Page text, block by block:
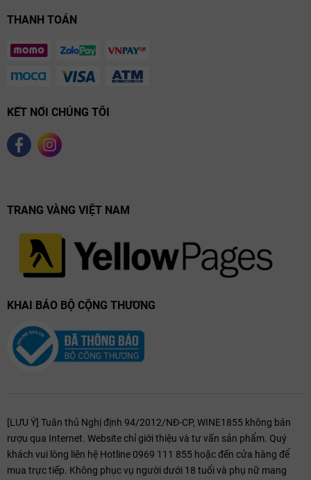
Trong khoảng thời gian từ năm 1970 đến năm 2000, các vườn
hầm rượu mới, cải tạo và hiện đại hóa các cơ sở nấu rượu của
mình vào năm 2003. Đến năm 2008, rượu của Duhart Milon đã
tăng lên về chất lượng, tầm vóc và giá cả.
vào thời điểm đó, đã trở thành loại rượu có nhu cầu sưu tầm cao
nhất ở Trung Quốc. Vào thời điểm niên vụ 2015 được cung cấp,
giá đã giảm xuống mức phải chăng hơn.
thửa đất bằng cách lựa chọn thửa đất. Kết quả có thể thấy rõ
trưng và sự phấn khích hơn trong rượu.
THANH TOÁN
KẾT NỐI CHÚNG TÔI
TRANG VÀNG VIỆT NAM
KHAI BÁO BỘ CỘNG THƯƠNG
[LƯU Ý] Tuân thủ Nghị định 94/2012/NĐ-CP, WINE1855 không bán
rượu qua Internet. Website chỉ giới thiệu và tư vấn sản phẩm. Quý
khách vui lòng liên hệ Hotline 0969 111 855 hoặc đến cửa hàng để
mua trực tiếp. Không phục vụ người dưới 18 tuổi và phụ nữ mang